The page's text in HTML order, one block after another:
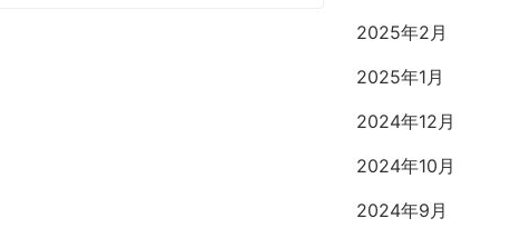
2025年2月
2025年1月
2024年12月
2024年10月
2024年9月